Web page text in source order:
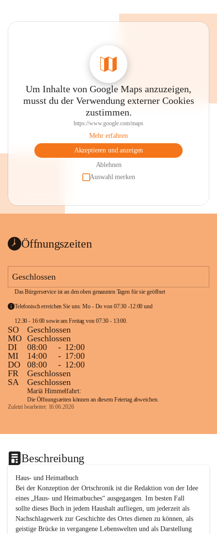
Um Inhalte von Google Maps anzuzeigen,
musst du der Verwendung externer Cookies
zustimmen.
https://www.google.com/maps
Mehr erfahren
Akzeptieren und anzeigen
Ablehnen
Auswahl merken
Öffnungszeiten
Geschlossen
Das Bürgerservice ist an den oben genannten Tagen für sie geöffnet
Telefonisch erreichen Sie uns: Mo - Do von 07:30 -12:00 und
SO
Geschlossen
MO Geschlossen
DI
08:00 - 12:00
MI
14:00 - 17:00
DO
08:00 - 12:00
FR
Geschlossen
SA
Geschlossen
Mariä Himmelfahrt:
Die Öffnungszeiten können an diesem Feiertag abweichen.
Zuletzt bearbeitet: 16.06.2026
Beschreibung
Haus- und Heimatbuch
Bei der Konzeption der Ortschronik ist die Redaktion von der Idee
eines „Haus- und Heimatbuches“ ausgegangen. Im besten Fall
sollte dieses Buch in jedem Haushalt aufliegen, um jederzeit als
Nachschlagewerk zur Geschichte des Ortes dienen zu können, als
geistige Brücke in vergangene Lebenswelten und als Darstellung